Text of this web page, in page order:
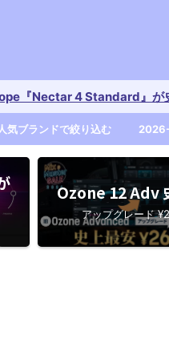
『Nectar 4 Standard』が
人気ブランドで絞り込む
Ozone 12 Adv
アップグレード